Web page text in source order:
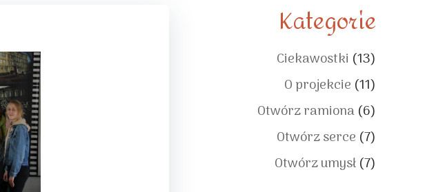
Kategorie
Ciekawostki (13)
O projekcie (11)
Otwórz ramiona(6)
Otwórz serce (7)
Otwórz umysł(7)